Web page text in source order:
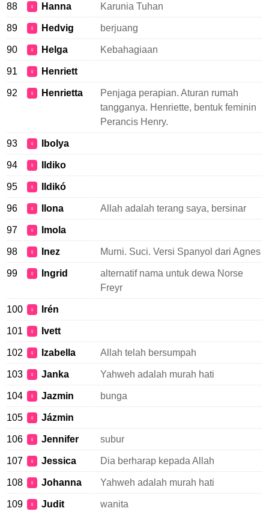
88 ♀ Hanna Karunia Tuhan
89 ♀ Hedvig berjuang
90 ♀ Helga Kebahagiaan
91 ♀ Henriett
92 ♀ Henrietta
Penjaga perapian. Aturan rumah
tangganya. Henriette, bentuk feminin
Perancis Henry.
93 ♀ Ibolya
94 ♀ Ildiko
95 ♀ Ildikó
96 ♀ Ilona Allah adalah terang saya, bersinar
97 ♀ Imola
98 ♀ Inez Murni. Suci. Versi Spanyol dari Agnes
99 ♀ Ingrid
alternatif nama untuk dewa Norse
Freyr
100 ♀ Irén
101 ♀ Ivett
102 ♀ Izabella Allah telah bersumpah
103 ♀ Janka Yahweh adalah murah hati
104 ♀ Jazmin bunga
105 ♀ Jázmin
106 ♀ Jennifer subur
107 ♀ Jessica Dia berharap kepada Allah
108 ♀ Johanna Yahweh adalah murah hati
109 ♀ Judit wanita